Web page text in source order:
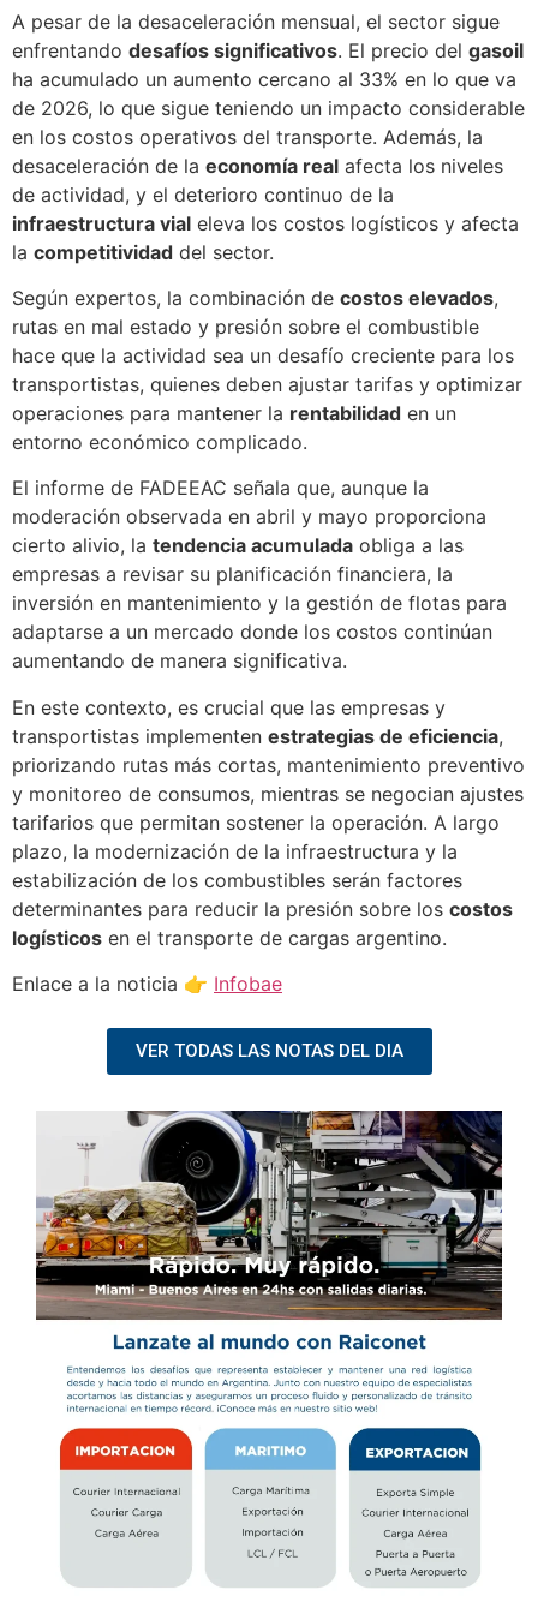
A pesar de la desaceleración mensual, el sector sigue
enfrentando desafíos significativos. El precio del gasoil
ha acumulado un aumento cercano al 33% en lo que va
de 2026, lo que sigue teniendo un impacto considerable
en los costos operativos del transporte. Además, la
desaceleración de la economía real afecta los niveles
de actividad, y el deterioro continuo de la
infraestructura vial eleva los costos logísticos y afecta
la competitividad del sector.
Según expertos, la combinación de costos elevados,
rutas en mal estado y presión sobre el combustible
hace que la actividad sea un desafío creciente para los
transportistas, quienes deben ajustar tarifas y optimizar
operaciones para mantener la rentabilidad en un
entorno económico complicado.
El informe de FADEEAC señala que, aunque la
moderación observada en abril y mayo proporciona
cierto alivio, la tendencia acumulada obliga a las
empresas a revisar su planificación financiera, la
inversión en mantenimiento y la gestión de flotas para
adaptarse a un mercado donde los costos continúan
aumentando de manera significativa.
En este contexto, es crucial que las empresas y
transportistas implementen estrategias de eficiencia,
priorizando rutas más cortas, mantenimiento preventivo
y monitoreo de consumos, mientras se negocian ajustes
tarifarios que permitan sostener la operación. A largo
plazo, la modernización de la infraestructura y la
estabilización de los combustibles serán factores
determinantes para reducir la presión sobre los costos
logísticos en el transporte de cargas argentino.
Enlace a la noticia 👉 Infobae
VER TODAS LAS NOTAS DEL DIA